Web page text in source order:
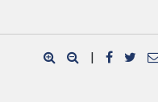
|